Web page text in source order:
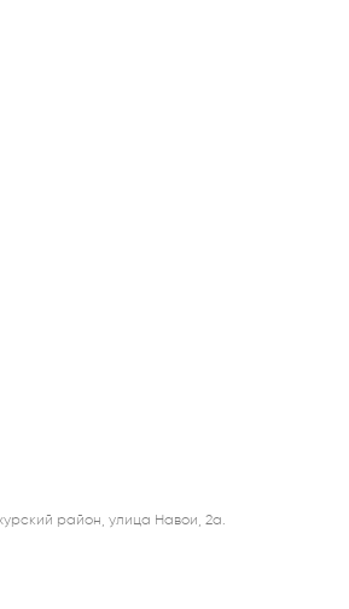
район, улица Навои, 2а.